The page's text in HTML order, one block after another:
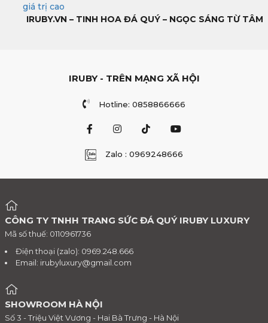
giá trị cao
IRUBY.VN – TINH HOA ĐÁ QUÝ – NGỌC SÁNG TỪ TÂM
IRUBY - TRÊN MẠNG XÃ HỘI
Hotline: 0858866666
Zalo : 0969248666
CÔNG TY TNHH TRANG SỨC ĐÁ QUÝ IRUBY LUXURY
Mã số thuế: 0110961736
Điện thoại (zalo): 0969.248.666
Email: irubyluxury@gmail.com
SHOWROOM HÀ NỘI
Số 3 - Triệu Việt Vương - Hai Bà Trưng - Hà Nội